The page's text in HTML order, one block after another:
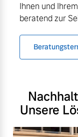
Ihnen und
beratend zur
Unsere